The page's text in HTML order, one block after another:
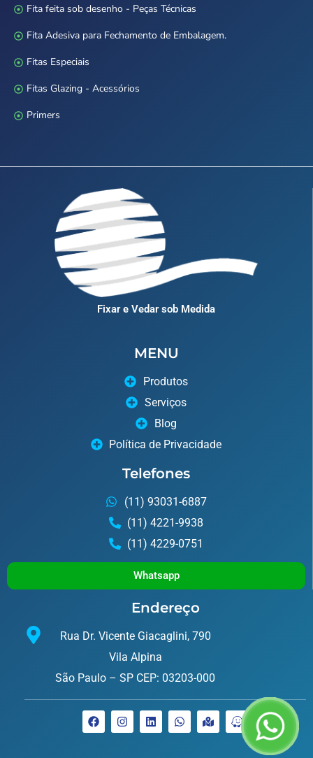
Fita feita sob desenho - Peças Técnicas
Fita Adesiva para Fechamento de Embalagem.
Fitas Especiais
Fitas Glazing - Acessórios
Primers
Fixar e Vedar sob Medida
MENU
Produtos
Serviços
Blog
Política de Privacidade
Telefones
(11) 93031-6887
(11) 4221-9938
(11) 4229-0751
Whatsapp
Endereço
Rua Dr. Vicente Giacaglini, 790
Vila Alpina
São Paulo – SP CEP: 03203-000